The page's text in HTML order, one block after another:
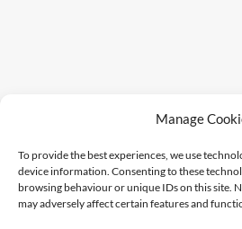
Manage
To provide the best experiences, we use
device information. Consenting to these
browsing behaviour or unique IDs on this site.
may adversely affect certain features and